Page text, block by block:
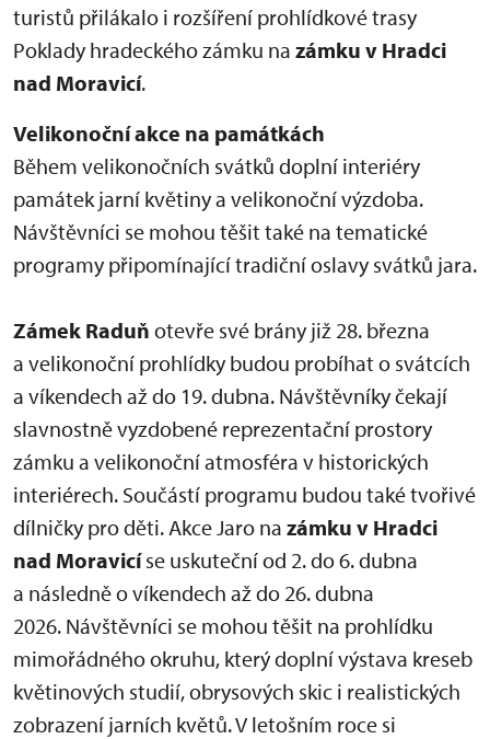
turistů přilákalo i rozšíření prohlídkové trasy
Poklady hradeckého zámku na zámku v Hradci
nad Moravicí.
Velikonoční akce na památkách
Během velikonočních svátků doplní interiéry
památek jarní květiny a velikonoční výzdoba.
Návštěvníci se mohou těšit také na tematické
programy připomínající tradiční oslavy svátků jara.
Zámek Raduň otevře své brány již 28. března
a velikonoční prohlídky budou probíhat o svátcích
a víkendech až do 19. dubna. Návštěvníky čekají
slavnostně vyzdobené reprezentační prostory
zámku a velikonoční atmosféra v historických
interiérech. Součástí programu budou také tvořivé
dílničky pro děti. Akce Jaro na zámku v Hradci
nad Moravicíse uskuteční od 2. do 6. dubna
a následně o víkendech až do 26. dubna
2026. Návštěvníci se mohou těšit na prohlídku
mimořádného okruhu, který doplní výstava kreseb
květinových studií, obrysových skic i realistických
zobrazení jarních květů. V letošním roce si